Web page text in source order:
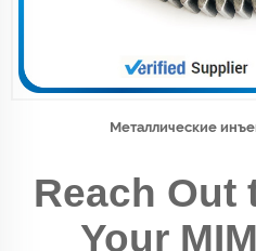
Металлические
Reach Out
Your